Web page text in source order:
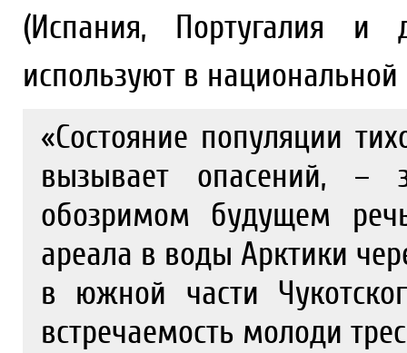
(Испания, Португалия и
используют в
«Состояние популяции
вызывает опасений, –
обозримом будущем
ареала в воды Арктики
в южной части
встречаемость молоди